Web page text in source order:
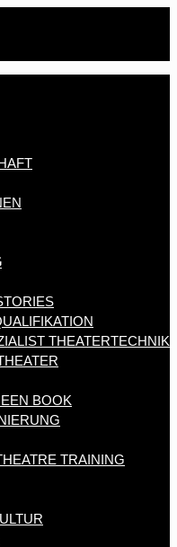
THEATERTECHNIK
BOOK
TRAINING